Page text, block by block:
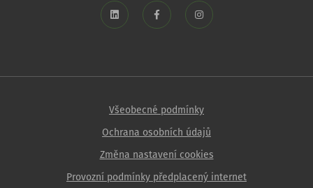
Všeobecné podmínky
Ochrana osobních údajů
Změna nastavení cookies
Provozní podmínky předplacený internet